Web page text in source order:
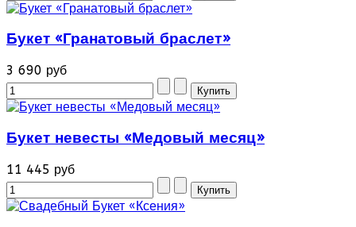
Букет «Гранатовый браслет»
3 690 руб
Букет невесты «Медовый месяц»
11 445 руб